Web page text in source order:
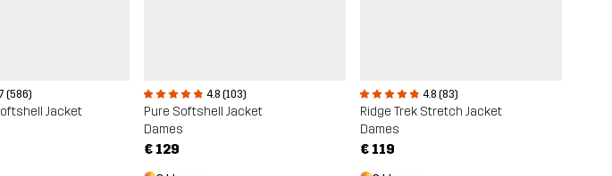
(586)
Jacket
4.8 (103)
Pure Softshell Jacket
Dames
€ 129
4.8 (83)
Ridge Trek Stretch Jacket
Dames
€ 119